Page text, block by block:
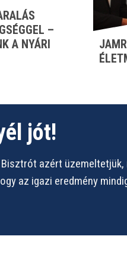
–
A NYÁRI
jót!
azért üzemeltetjük,
az igazi eredmény